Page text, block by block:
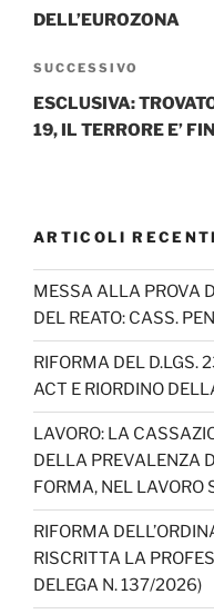
DELL’EUROZONA
Articolo
successivo
SUCCESSIVO
ESCLUSIVA:
19, IL TERRORE E’
ARTICOLI RECENTI
MESSA ALLA PROVA
DEL REATO: CASS.
RIFORMA DEL D.LGS.
ACT E RIORDINO
LAVORO: LA
DELLA PREVALENZA
FORMA, NEL LAVORO
RIFORMA
RISCRITTA LA
DELEGA N. 137/2026)